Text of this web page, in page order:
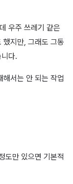
우주 쓰레기 같은
했지만, 그래도 그동
다.
서는 안 되는 작업
도만 있으면 기본적